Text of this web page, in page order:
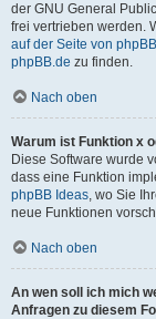
der GNU General
frei vertrieben werden.
auf der Seite von
phpBB.de zu finden.
Nach oben
Warum ist Funktion x
Diese Software wurde
dass eine Funktion
phpBB Ideas, wo Sie
neue Funktionen
Nach oben
An wen soll ich mich
Anfragen zu diesem